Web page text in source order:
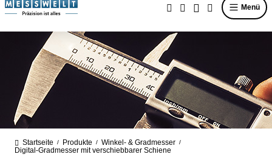
Menü
Startseite / Produkte / Winkel- & Gradmesser /
Digital-Gradmesser mit verschiebbarer Schiene